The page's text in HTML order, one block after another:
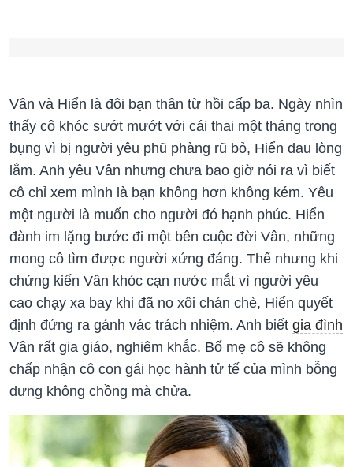
Vân và Hiển là đôi bạn thân từ hồi cấp ba. Ngày nhìn
thấy cô khóc sướt mướt với cái thai một tháng trong
bụng vì bị người yêu phũ phàng rũ bỏ, Hiển đau lòng
lắm. Anh yêu Vân nhưng chưa bao giờ nói ra vì biết
cô chỉ xem mình là bạn không hơn không kém. Yêu
một người là muốn cho người đó hạnh phúc. Hiển
đành im lặng bước đi một bên cuộc đời Vân, những
mong cô tìm được người xứng đáng. Thế nhưng khi
chứng kiến Vân khóc cạn nước mắt vì người yêu
cao chạy xa bay khi đã no xôi chán chè, Hiển quyết
định đứng ra gánh vác trách nhiệm. Anh biết gia đình
Vân rất gia giáo, nghiêm khắc. Bố mẹ cô sẽ không
chấp nhận cô con gái học hành tử tế của mình bỗng
dưng không chồng mà chửa.